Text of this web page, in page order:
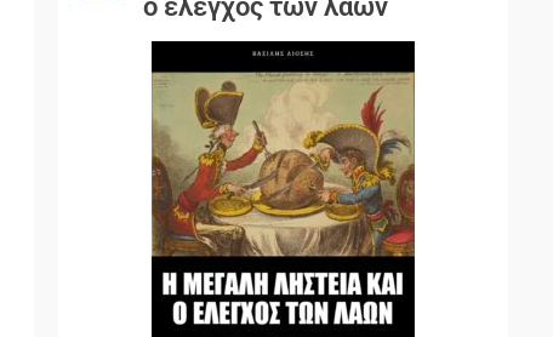
ο έλεγχος των λαών